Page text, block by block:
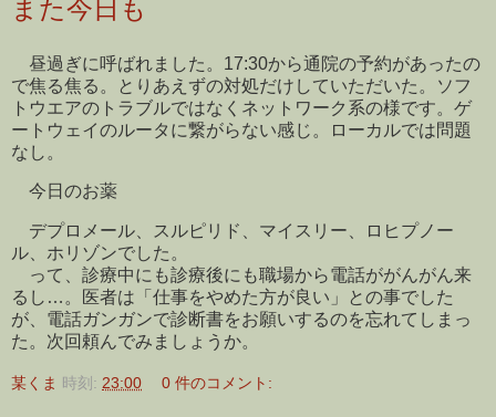
また今日も
昼過ぎに呼ばれました。17:30から通院の予約があったの
で焦る焦る。とりあえずの対処だけしていただいた。ソフ
トウエアのトラブルではなくネットワーク系の様です。ゲ
ートウェイのルータに繋がらない感じ。ローカルでは問題
なし。
今日のお薬
デプロメール、スルピリド、マイスリー、ロヒプノー
ル、ホリゾンでした。
って、診療中にも診療後にも職場から電話ががんがん来
るし…。医者は「仕事をやめた方が良い」との事でした
が、電話ガンガンで診断書をお願いするのを忘れてしまっ
た。次回頼んでみましょうか。
某くま 時刻: 23:00 0 件のコメント: